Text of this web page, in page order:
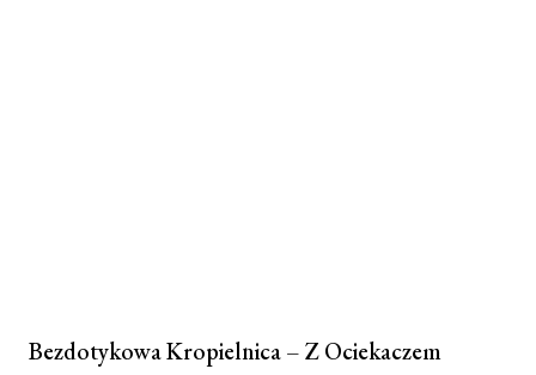
Bezdotykowa Kropielnica – Z Ociekaczem